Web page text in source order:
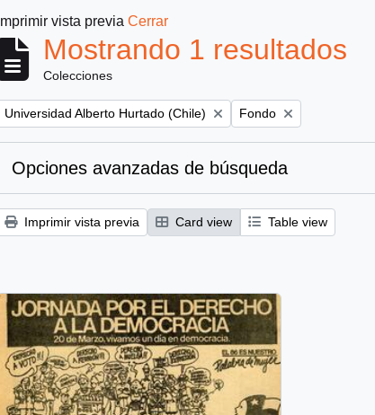
Imprimir vista previa Cerrar
Mostrando 1 resultados
Colecciones
Remove filter:
Universidad Alberto Hurtado (Chile) Remove filter:
Fondo
Opciones avanzadas de búsqueda
Imprimir vista previa Card view Table view